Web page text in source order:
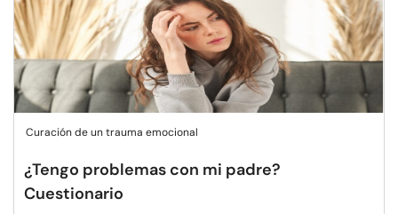
Curación de un trauma emocional
¿Tengo problemas con mi padre?
Cuestionario